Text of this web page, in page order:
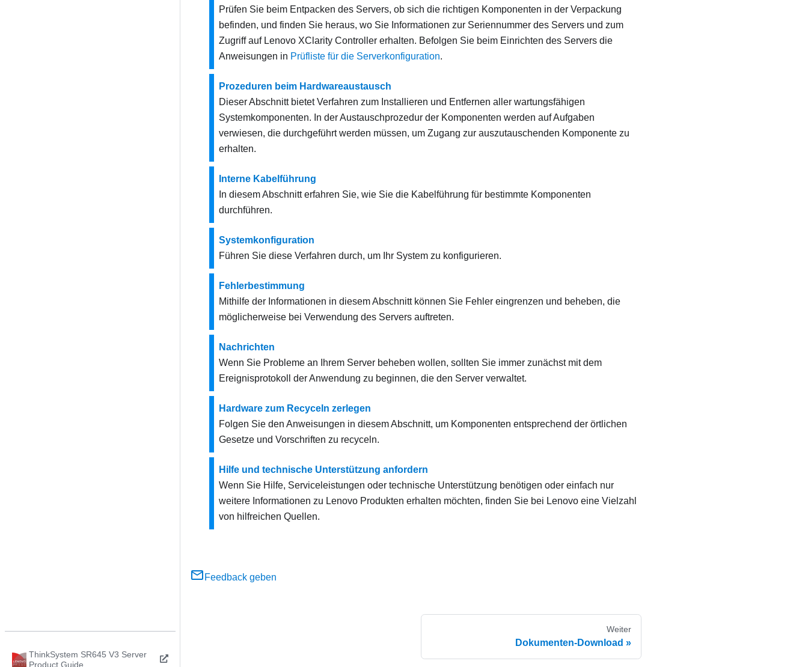
ThinkSystem SR645 V3 Server
Product Guide
Prüfen Sie beim Entpacken des Servers, ob sich die richtigen Komponenten in der Verpackung
befinden, und finden Sie heraus, wo Sie Informationen zur Seriennummer des Servers und zum
Zugriff auf Lenovo XClarity Controller erhalten. Befolgen Sie beim Einrichten des Servers die
Anweisungen in Prüfliste für die Serverkonfiguration.
Prozeduren beim Hardwareaustausch
Dieser Abschnitt bietet Verfahren zum Installieren und Entfernen aller wartungsfähigen
Systemkomponenten. In der Austauschprozedur der Komponenten werden auf Aufgaben
verwiesen, die durchgeführt werden müssen, um Zugang zur auszutauschenden Komponente zu
erhalten.
Interne Kabelführung
In diesem Abschnitt erfahren Sie, wie Sie die Kabelführung für bestimmte Komponenten
durchführen.
Systemkonfiguration
Führen Sie diese Verfahren durch, um Ihr System zu konfigurieren.
Fehlerbestimmung
Mithilfe der Informationen in diesem Abschnitt können Sie Fehler eingrenzen und beheben, die
möglicherweise bei Verwendung des Servers auftreten.
Nachrichten
Wenn Sie Probleme an Ihrem Server beheben wollen, sollten Sie immer zunächst mit dem
Ereignisprotokoll der Anwendung zu beginnen, die den Server verwaltet.
Hardware zum Recyceln zerlegen
Folgen Sie den Anweisungen in diesem Abschnitt, um Komponenten entsprechend der örtlichen
Gesetze und Vorschriften zu recyceln.
Hilfe und technische Unterstützung anfordern
Wenn Sie Hilfe, Serviceleistungen oder technische Unterstützung benötigen oder einfach nur
weitere Informationen zu Lenovo Produkten erhalten möchten, finden Sie bei Lenovo eine Vielzahl
von hilfreichen Quellen.
Feedback geben
Weiter
Dokumenten-Download